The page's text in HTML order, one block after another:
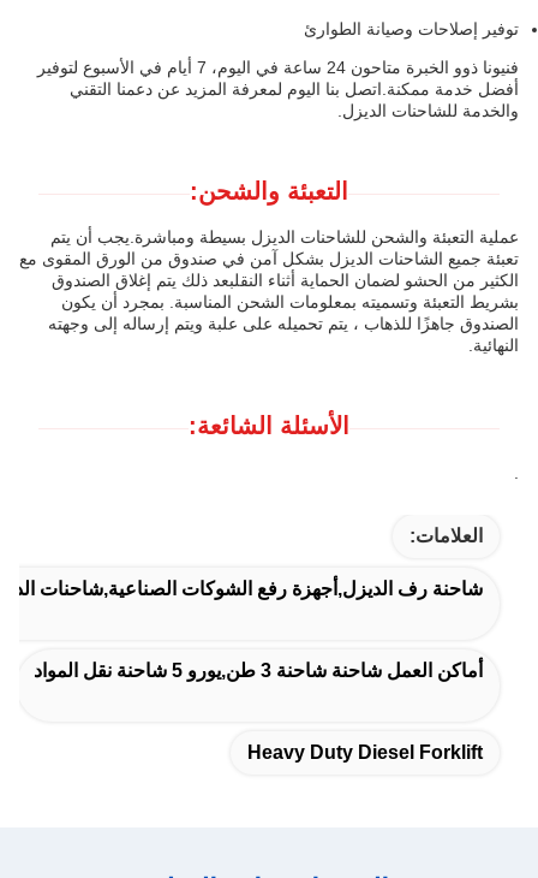
توفير إصلاحات وصيانة الطوارئ
فنيونا ذوو الخبرة متاحون 24 ساعة في اليوم، 7 أيام في الأسبوع لتوفير
أفضل خدمة ممكنة.اتصل بنا اليوم لمعرفة المزيد عن دعمنا التقني
والخدمة للشاحنات الديزل.
التعبئة والشحن:
عملية التعبئة والشحن للشاحنات الديزل بسيطة ومباشرة.يجب أن يتم
تعبئة جميع الشاحنات الديزل بشكل آمن في صندوق من الورق المقوى مع
الكثير من الحشو لضمان الحماية أثناء النقلبعد ذلك يتم إغلاق الصندوق
بشريط التعبئة وتسميته بمعلومات الشحن المناسبة. بمجرد أن يكون
الصندوق جاهزًا للذهاب ، يتم تحميله على علبة ويتم إرساله إلى وجهته
النهائية.
الأسئلة الشائعة:
العلامات:
شاحنة رف الديزل,أجهزة رفع الشوكات الصناعية,شاحنات الديزل
أماكن العمل شاحنة شاحنة 3 طن,يورو 5 شاحنة نقل المواد
Heavy Duty Diesel Forklift